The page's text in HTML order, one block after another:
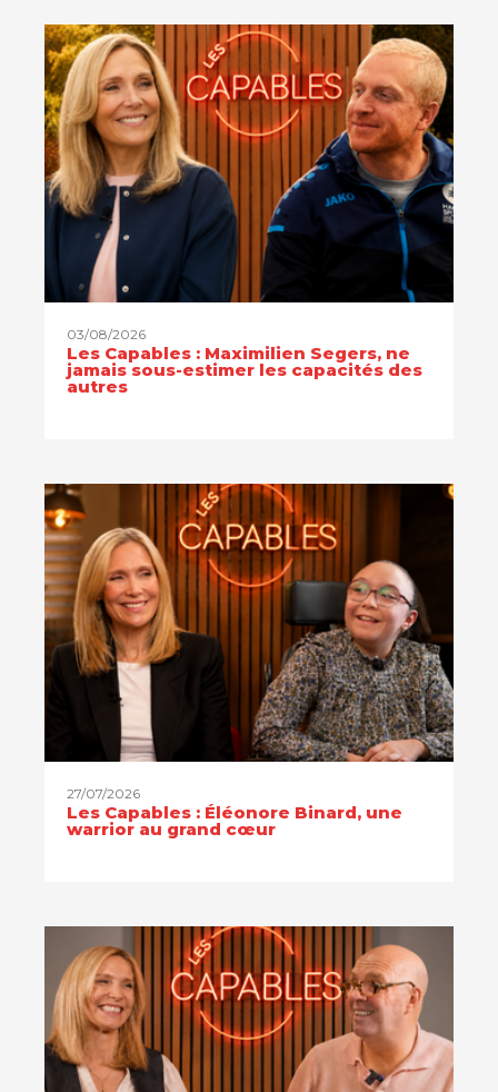
03/08/2026
Les Capables : Maximilien Segers, ne
jamais sous-estimer les capacités des
autres
27/07/2026
Les Capables : Éléonore Binard, une
warrior au grand cœur